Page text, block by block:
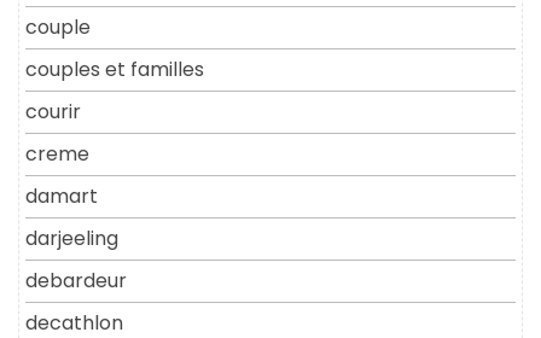
couple
couples et familles
courir
creme
damart
darjeeling
debardeur
decathlon